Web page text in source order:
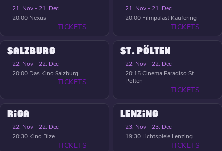
21. Nov - 21. Dec
20:00 Nexus
TICKETS
21. Nov - 21. Dec
20:00 Filmpalast Kaufering
TICKETS
SALZBURG
22. Nov - 22. Dec
20:00 Das Kino Salzburg
TICKETS
ST. PÖLTEN
22. Nov - 22. Dec
20:15Cinema Paradiso St.
Pölten
TICKETS
RIGA
22. Nov - 22. Dec
20:30 Kino Bize
TICKETS
LENZING
23. Nov - 23. Dec
19:30 Lichtspiele Lenzing
TICKETS